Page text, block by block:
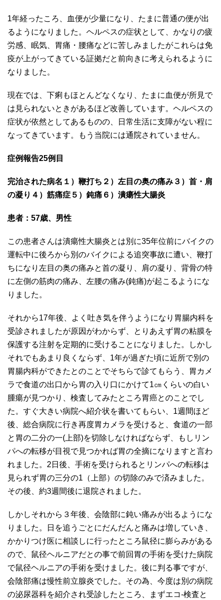
1年経ったころ、血便が少量になり、たまに普通の便が出
るようになりました。ヘルペスの症状として、かなりの疲
労感、眠気、胃痛・腰痛などに苦しみましたがこれらは免
疫が上がってきている証拠だと前向きに考えられるように
なりました。
現在では、下痢もほとんどなくなり、たまに血便が所見で
は見られないときがあるほど改善しています。ヘルペスの
症状が依然としてあるものの、日常生活に支障がない程に
なってきています。もう当院には通院されていません。
症例報告25例目
完治された病名１）鞭打ち２）左目の奥の痛み３）首・肩
の凝り４）筋痛症５）鈍痛６）潰瘍性大腸炎
患者：57歳、男性
この患者さんは潰瘍性大腸炎とは別に35年位前にバイクの
運転中に後ろから別のバイクによる追突事故に遭い、鞭打
ちになり左目の奥の痛みと首の凝り、肩の凝り、背骨の特
に左側の筋肉の痛み、左腰の痛み(鈍痛)が起こるようにな
りました。
それから17年後、よく吐き気を伴うようになり胃腸内科を
受診されましたが原因がわからず、とりあえず胃の粘膜を
保護する注射を定期的に受けることになりました。しかし
それでもあまり良くならず、1年が過ぎた頃に近所で別の
胃腸内科ができたとのことでそちらで診てもらう、胃カメ
ラで食道の出口から胃の入り口にかけて1㎝くらいの白い
腫瘍が見つかり、検査してみたところ胃癌とのことでし
た。すぐ大きい病院へ紹介状を書いてもらい、1週間ほど
後、総合病院に行き再度胃カメラを受けると、食道の一部
と胃の二分の一(上部)を切除しなければならず、もしリン
パへの転移が目視で見つかれば胃の全摘になりますと言わ
れました。2日後、手術を受けられるとリンパへの転移は
見られず胃の三分の1（上部）の切除のみで済みました。
その後、約3週間後に退院されました。
しかしそれから３年後、会陰部に鈍い痛みが出るようにな
りました。日を追うごとにだんだんと痛みは増していき、
かかりつけ医に相談しに行ったところ鼠径に膨らみがある
ので、鼠径ヘルニアだとの事で前回胃の手術を受けた病院
で鼠径ヘルニアの手術を受けました。後に判る事ですが、
会陰部痛は慢性前立腺炎でした。その為、今度は別の病院
の泌尿器科を紹介され受診したところ、まずエコ-検査と